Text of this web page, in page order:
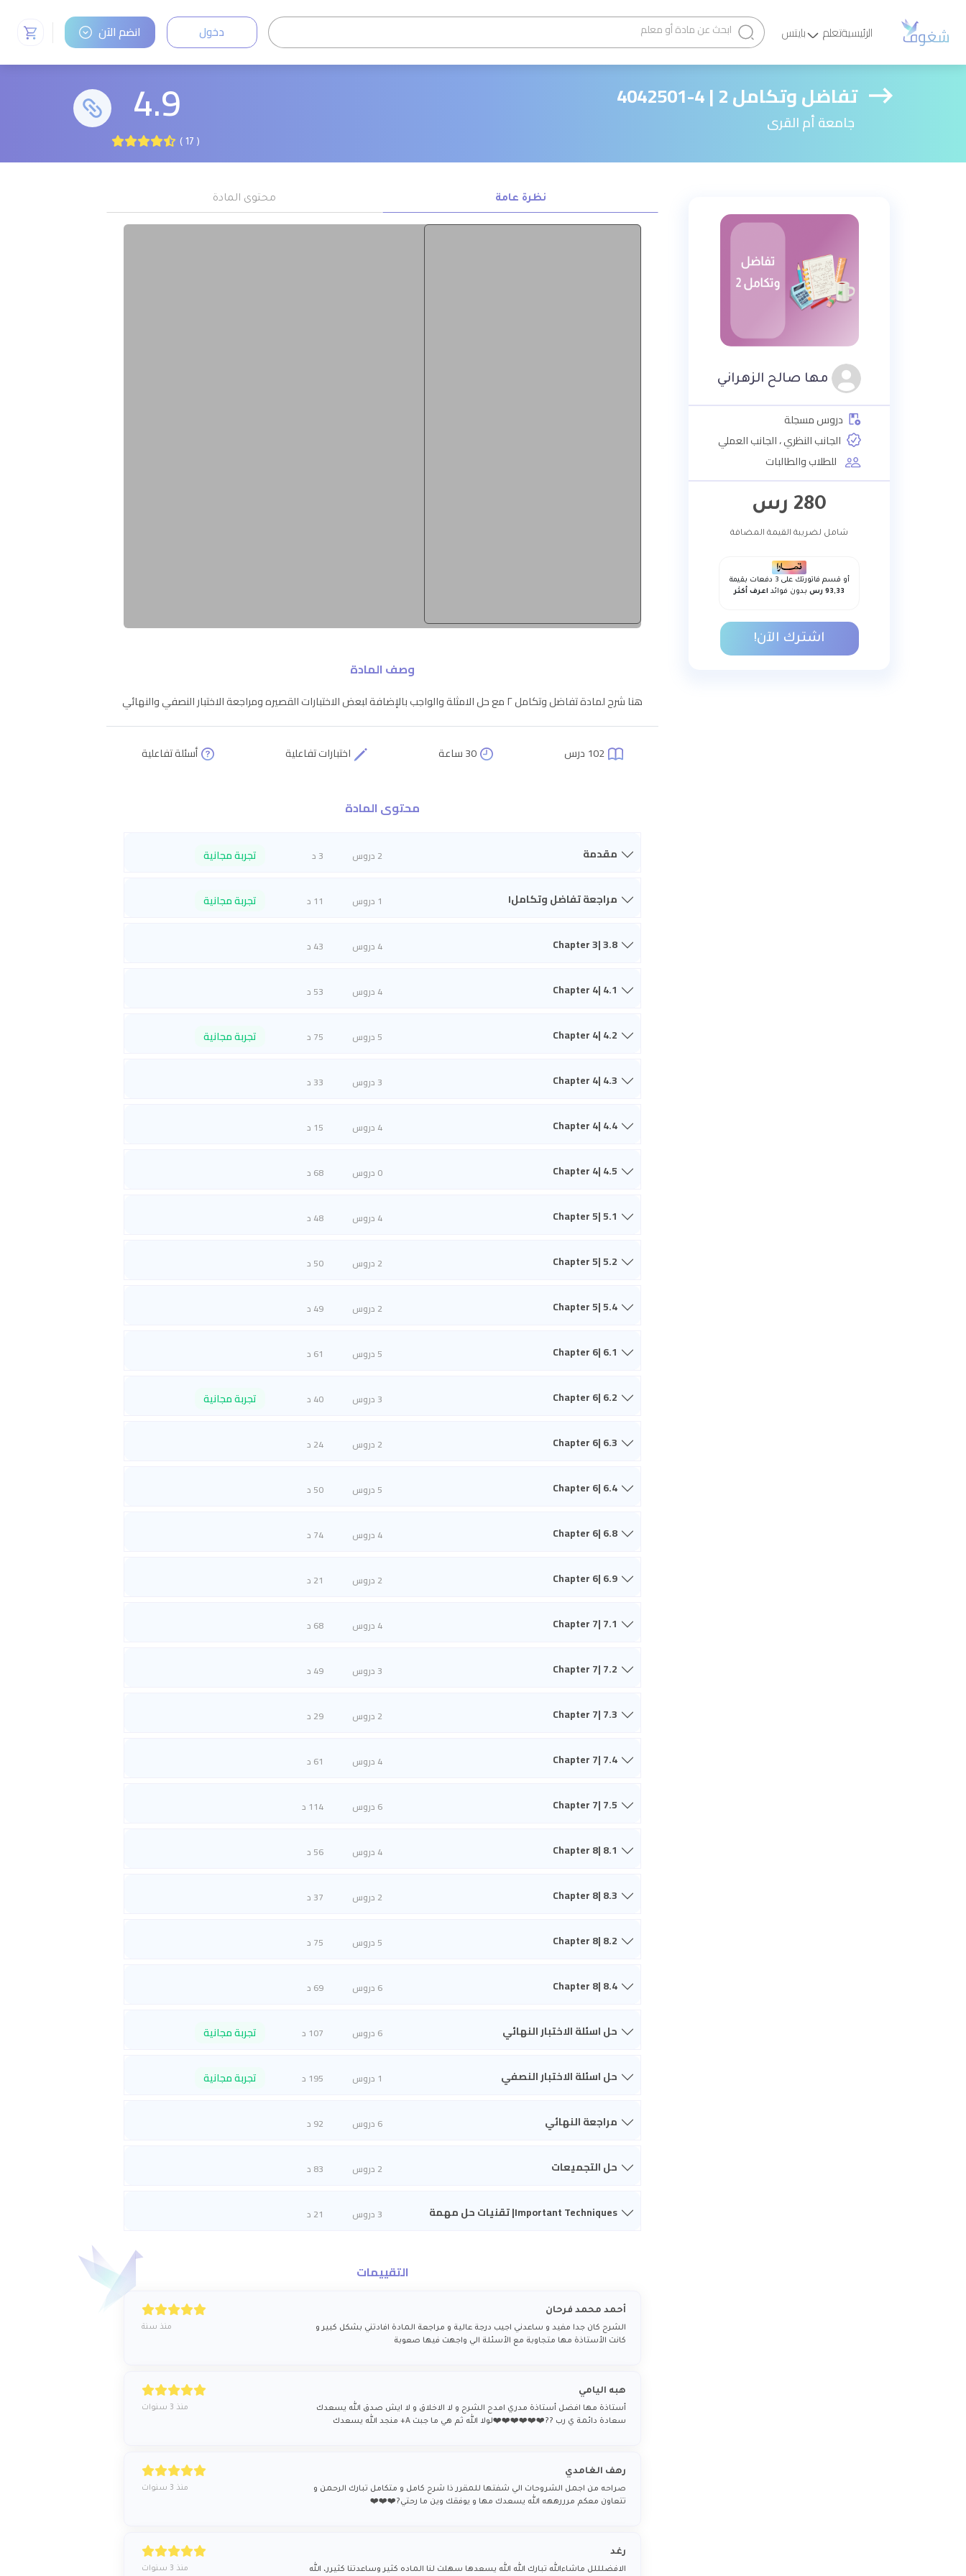
الرئيسيةتعلم بايتس دخول انضم الآن
تفاضل وتكامل 2 | 4-4042501
جامعة أم القرى 4.9
( 17 )
مها صالح الزهراني
دروس مسجلة
الجانب النظري ، الجانب العملي
للطلاب والطالبات
280 رس
شامل لضريبة القيمة المضافة
أو قسم فاتورتك على 3 دفعات بقيمة
93,33 رس
بدون فوائد اعرف أكثر
اشترك الآن!
نظرة عامة محتوى المادة
وصف المادة
هنا شرح لمادة تفاضل وتكامل ٢ مع حل الامثلة والواجب بالإضافة لبعض الاختبارات القصيره ومراجعة الاختبار النصفي والنهائي
102 درس 30 ساعة اختبارات تفاعلية أسئلة تفاعلية
محتوى المادة
مقدمة 2 دروس 3 د تجربة مجانية
مراجعة تفاضل وتكامل١ 1 دروس 11 د تجربة مجانية
Chapter 3| 3.8 4 دروس 43 د
Chapter 4| 4.1 4 دروس 53 د
Chapter 4| 4.2 5 دروس 75 د تجربة مجانية
Chapter 4| 4.3 3 دروس 33 د
Chapter 4| 4.4 4 دروس 15 د
Chapter 4| 4.5 0 دروس 68 د
Chapter 5| 5.1 4 دروس 48 د
Chapter 5| 5.2 2 دروس 50 د
Chapter 5| 5.4 2 دروس 49 د
Chapter 6| 6.1 5 دروس 61 د
Chapter 6| 6.2 3 دروس 40 د تجربة مجانية
Chapter 6| 6.3 2 دروس 24 د
Chapter 6| 6.4 5 دروس 50 د
Chapter 6| 6.8 4 دروس 74 د
Chapter 6| 6.9 2 دروس 21 د
Chapter 7| 7.1 4 دروس 68 د
Chapter 7| 7.2 3 دروس 49 د
Chapter 7| 7.3 2 دروس 29 د
Chapter 7| 7.4 4 دروس 61 د
Chapter 7| 7.5 6 دروس 114 د
Chapter 8| 8.1 4 دروس 56 د
Chapter 8| 8.3 2 دروس 37 د
Chapter 8| 8.2 5 دروس 75 د
Chapter 8| 8.4 6 دروس 69 د
حل اسئلة الاختبار النهائي 6 دروس 107 د تجربة مجانية
حل اسئلة الاختبار النصفي 1 دروس 195 د تجربة مجانية
مراجعة النهائي 6 دروس 92 د
حل التجميعات 2 دروس 83 د
Important Techniques| تقنيات حل مهمة 3 دروس 21 د
التقييمات
أحمد محمد فرحان
الشرح كان جدا مفيد و ساعدني اجيب درجة عالية و مراجعة المادة افادتني بشكل كبير و
كانت الأستاذة مها متجاوبة مع الأسئلة الي واجهت فيها صعوبة
منذ سنة
هبه اليامي
أستاذة مها افضل أستاذة مدري امدح الشرح و لا الاخلاق و لا ايش صدق الله يسعدك
سعادة دائمة ي رب ??❤️❤️❤️❤️❤️❤️لولا الله ثم هي ما جبت A+ منجد الله يسعدك
منذ 3 سنوات
رهف الغامدي
صراحه من اجمل الشروحات الي شفتها للمقرر ذا شرح كامل و متكامل تبارك الرحمن و
تتعاون معكم مرررههه الله يسعدك مها و يوفقك وين ما رحتي?❤️❤️❤️
منذ 3 سنوات
رغد
الافضلللل ماشاءالله تبارك الله الله يسعدها سهلت لنا الماده كثير وساعدتنا كثيرر، الله منذ 3 سنوات